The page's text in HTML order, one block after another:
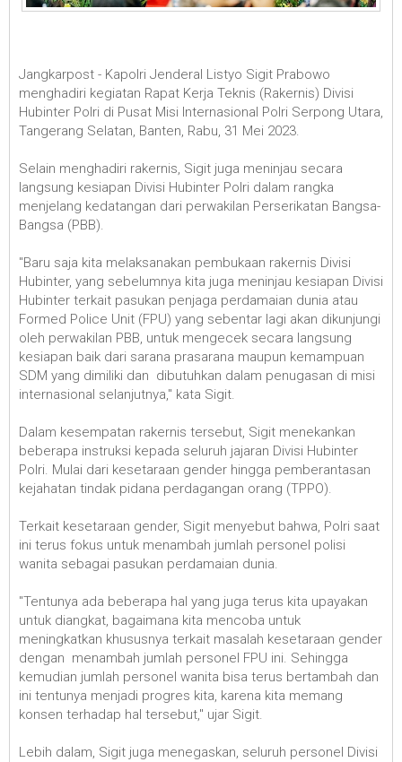
Jangkarpost - Kapolri Jenderal Listyo Sigit Prabowo
menghadiri kegiatan Rapat Kerja Teknis (Rakernis) Divisi
Hubinter Polri di Pusat Misi Internasional Polri Serpong Utara,
Tangerang Selatan, Banten, Rabu, 31 Mei 2023.
Selain menghadiri rakernis, Sigit juga meninjau secara
langsung kesiapan Divisi Hubinter Polri dalam rangka
menjelang kedatangan dari perwakilan Perserikatan Bangsa-
Bangsa (PBB).
"Baru saja kita melaksanakan pembukaan rakernis Divisi
Hubinter, yang sebelumnya kita juga meninjau kesiapan Divisi
Hubinter terkait pasukan penjaga perdamaian dunia atau
Formed Police Unit (FPU) yang sebentar lagi akan dikunjungi
oleh perwakilan PBB, untuk mengecek secara langsung
kesiapan baik dari sarana prasarana maupun kemampuan
SDM yang dimiliki dan dibutuhkan dalam penugasan di misi
internasional selanjutnya," kata Sigit.
Dalam kesempatan rakernis tersebut, Sigit menekankan
beberapa instruksi kepada seluruh jajaran Divisi Hubinter
Polri. Mulai dari kesetaraan gender hingga pemberantasan
kejahatan tindak pidana perdagangan orang (TPPO).
Terkait kesetaraan gender, Sigit menyebut bahwa, Polri saat
ini terus fokus untuk menambah jumlah personel polisi
wanita sebagai pasukan perdamaian dunia.
"Tentunya ada beberapa hal yang juga terus kita upayakan
untuk diangkat, bagaimana kita mencoba untuk
meningkatkan khususnya terkait masalah kesetaraan gender
dengan menambah jumlah personel FPU ini. Sehingga
kemudian jumlah personel wanita bisa terus bertambah dan
ini tentunya menjadi progres kita, karena kita memang
konsen terhadap hal tersebut," ujar Sigit.
Lebih dalam, Sigit juga menegaskan, seluruh personel Divisi